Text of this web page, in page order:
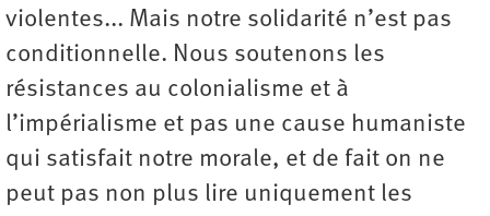
violentes... Mais notre solidarité n’est pas
conditionnelle. Nous soutenons les
résistances au colonialisme et à
l’impérialisme et pas une cause humaniste
qui satisfait notre morale, et de fait on ne
peut pas non plus lire uniquement les